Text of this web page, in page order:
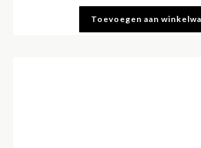
Toevoegen aan